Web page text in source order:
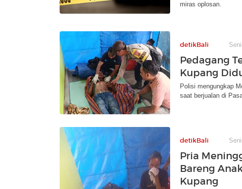
miras oplosan.
detikBali
Pedagang
Kupang
Polisi mengungkap
saat berjualan di
detikBali
Pria
Bareng
Kupang